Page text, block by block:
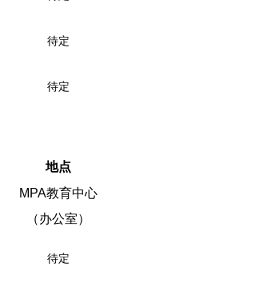
待定
待定
地点
MPA教育中心
（办公室）
待定